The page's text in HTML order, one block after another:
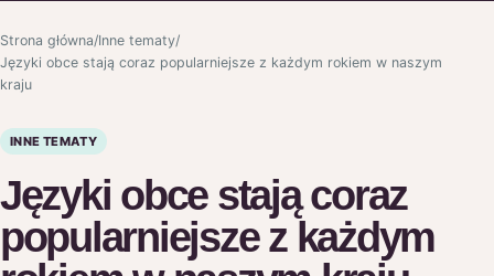
Strona główna/Inne tematy/
Języki obce stają coraz popularniejsze z każdym rokiem w naszym
kraju
INNE TEMATY
Języki obce stają coraz
popularniejsze z każdym